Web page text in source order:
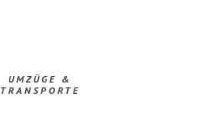
UMZÜGE &
TRANSPORTE